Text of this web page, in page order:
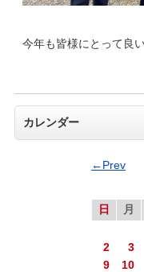
今年も皆様にとって良
カレンダー
←Prev
日
月
2
3
9
10